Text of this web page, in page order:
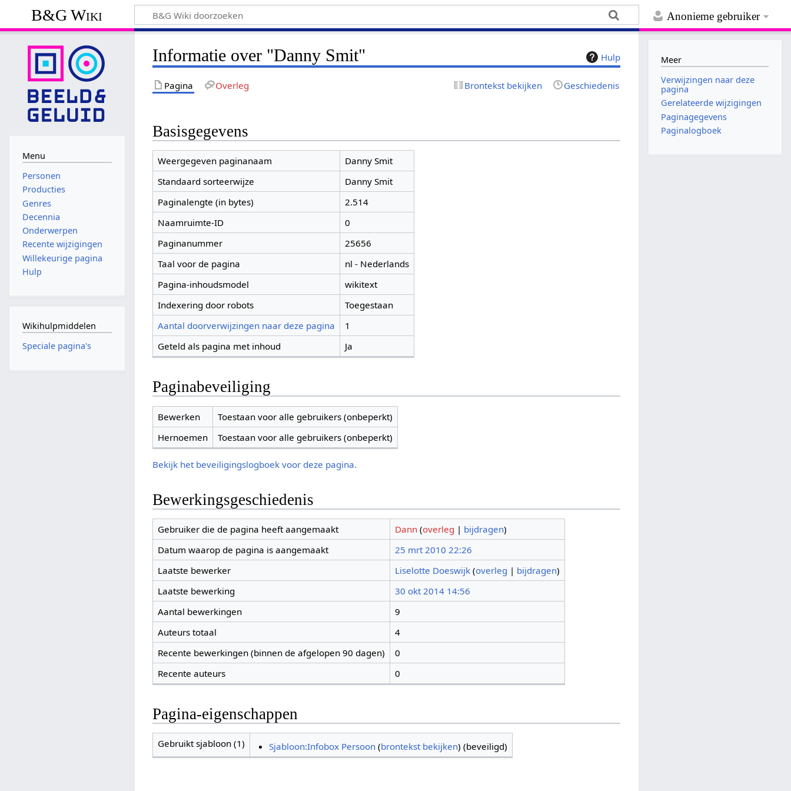
Anonieme gebruiker
B&G Wiki
Hulp
Informatie over "Danny Smit"
Pagina Overleg Brontekst bekijken Geschiedenis
Basisgegevens
Weergegeven paginanaam
Danny Smit
Standaard sorteerwijze
Danny Smit
Paginalengte (in bytes)
2.514
Naamruimte-ID
0
Paginanummer
25656
Taal voor de pagina
nl - Nederlands
Pagina-inhoudsmodel
wikitext
Indexering door robots
Toegestaan
Aantal doorverwijzingen naar deze pagina
1
Geteld als pagina met inhoud
Ja
Paginabeveiliging
Bewerken
Toestaan voor alle gebruikers (onbeperkt)
Hernoemen
Toestaan voor alle gebruikers (onbeperkt)
Bekijk het beveiligingslogboek voor deze pagina.
Bewerkingsgeschiedenis
Gebruiker die de pagina heeft aangemaakt Dann (overleg | bijdragen)
Datum waarop de pagina is aangemaakt
25 mrt 2010 22:26
Laatste bewerker
Liselotte Doeswijk (overleg | bijdragen)
Laatste bewerking
30 okt 2014 14:56
Aantal bewerkingen
9
Auteurs totaal
4
Recente bewerkingen (binnen de afgelopen 90 dagen)
0
Recente auteurs
0
Pagina-eigenschappen
Gebruikt sjabloon (1) Sjabloon:Infobox Persoon (brontekst bekijken) (beveiligd)
Menu
Personen
Producties
Genres
Decennia
Onderwerpen
Recente wijzigingen
Willekeurige pagina
Hulp
Wikihulpmiddelen
Speciale pagina's
Meer
Verwijzingen naar deze
pagina
Gerelateerde wijzigingen
Paginagegevens
Paginalogboek